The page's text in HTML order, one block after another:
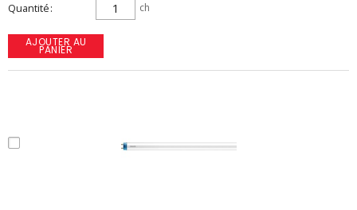
Quantité ch
AJOUTER AU
PANIER